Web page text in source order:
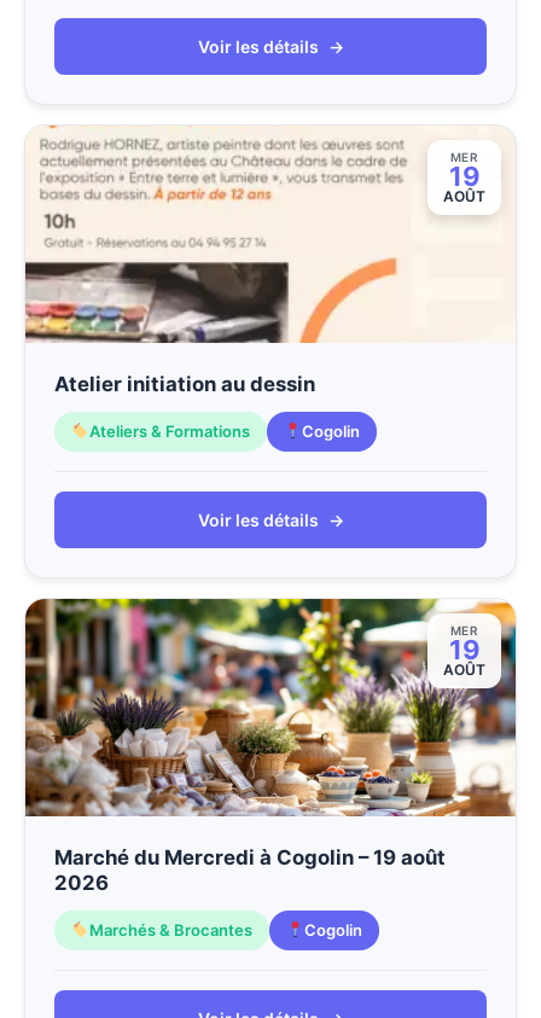
Voir les détails →
MER
19
AOÛT
Atelier initiation au dessin
Ateliers & Formations Cogolin
Voir les détails →
MER
19
AOÛT
Marché du Mercredi à Cogolin – 19 août
2026
Marchés & Brocantes Cogolin